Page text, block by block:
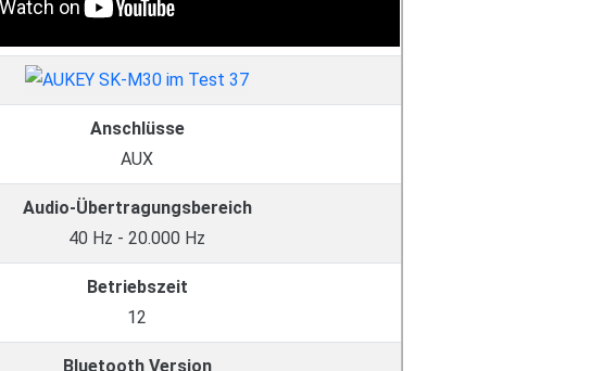
Anschlüsse
AUX
Audio-Übertragungsbereich
40 Hz - 20.000 Hz
Betriebszeit
12
Bluetooth Version